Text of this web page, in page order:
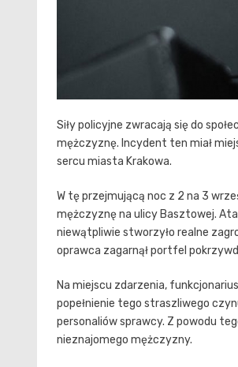
Siły policyjne zwracają się do
mężczyznę. Incydent ten miał
sercu miasta Krakowa.
W tę przejmującą noc z 2 na 3
mężczyznę na ulicy Basztowej.
niewątpliwie stworzyło realne
oprawca zagarnął portfel
Na miejscu zdarzenia,
popełnienie tego straszliwego
personaliów sprawcy. Z powodu
nieznajomego mężczyzny.